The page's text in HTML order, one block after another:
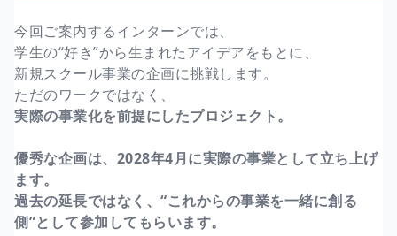
今回ご案内するインターンでは、
学生の“好き”から生まれたアイデアをもとに、
新規スクール事業の企画に挑戦します。
ただのワークではなく、
実際の事業化を前提にしたプロジェクト。
優秀な企画は、2028年4月に実際の事業として立ち上げ
ます。
過去の延長ではなく、“これからの事業を一緒に創る
側”として参加してもらいます。